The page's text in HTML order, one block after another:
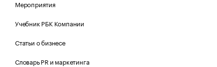
Мероприятия
Учебник РБК Компании
Статьи о бизнесе
Словарь PR и маркетинга